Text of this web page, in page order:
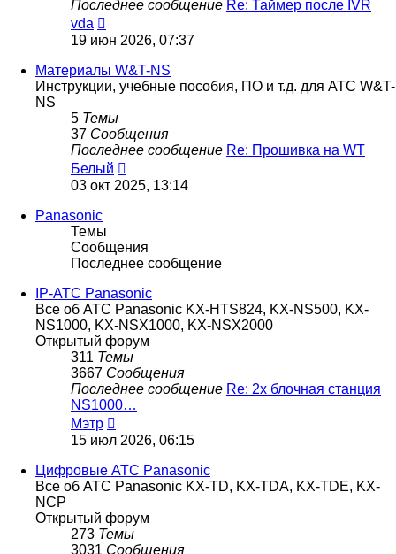
Последнее сообщение Re: Таймер после IVR
vda
к
последнему
сообщению
19 июн 2026, 07:37
Материалы W&T-NS
Инструкции, учебные пособия, ПО и т.д. для АТС W&T-
NS
5 Темы
37 Сообщения
Последнее сообщение Re: Прошивка на WT
Белый
к
последнему
03 окт 2025, 13:14
Panasonic
Темы
Сообщения
Последнее сообщение
IP-АТС Panasonic
Все об АТС Panasonic KX-HTS824, KX-NS500, KX-
NS1000, KX-NSX1000, KX-NSX2000
Открытый форум
311 Темы
3667 Сообщения
Последнее сообщение Re: 2х блочная станция
NS1000…
Мэтр
к
последнему
сообщению
15 июл 2026, 06:15
Цифровые АТС Panasonic
Все об АТС Panasonic KX-TD, KX-TDA, KX-TDE, KX-
NCP
Открытый форум
273 Темы
3031 Сообщения